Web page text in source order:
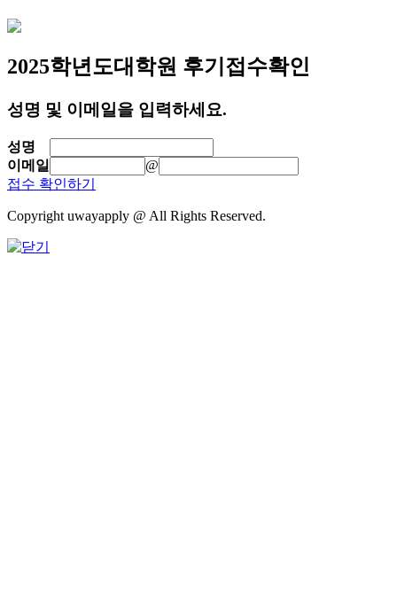
2025학년도대학원 후기 접수확인
성명 및 이메일을 입력하세요.
성명
이메일
@
접수 확인하기
Copyright uwayapply @ All Rights Reserved.